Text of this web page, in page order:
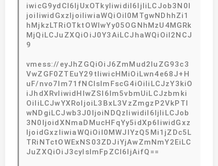
iwicG9ydCI6IjUxOTkyIiwidiI6IjIiLCJob3N0I
joiIiwidGxzIjoiIiwiaWQiOiI0MTgwNDhhZi1
hMjkzLTRiOTktOWIwYy05OGNhMzU4MGRk
MjQiLCJuZXQiOiJ0Y3AiLCJhaWQiOiI2NCJ
9
vmess://eyJhZGQiOiJ6ZmMud2luZG93c3
VwZGF0ZTEuY29tIiwicHMiOiLwn4e68J+H
uF/nvo7lm71fNCIsImFscG4iOiIiLCJzY3kiO
iJhdXRvIiwidHlwZSI6Im5vbmUiLCJzbmki
OiIiLCJwYXRoIjoiL3BxL3VzZmgzP2VkPTI
wNDgiLCJwb3J0IjoiNDQzIiwidiI6IjIiLCJob
3N0IjoidXNmaDMucHFqYy5idXp6IiwidGxz
IjoidGxzIiwiaWQiOiI0MWJlYzQ5Mi1jZDc5L
TRiNTctOWExNS03ZDJiYjAwZmNmY2EiLC
JuZXQiOiJ3cyIsImFpZCI6IjAifQ==